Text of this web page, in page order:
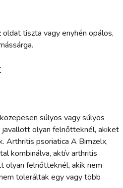
tiszta vagy enyhén opálos,
súlyos vagy súlyos
olyan felnőtteknél, akiket
Arthritis psoriatica A Bimzelx,
kombinálva, aktív arthritis
olyan felnőtteknél, akik nem
toleráltak egy vagy több